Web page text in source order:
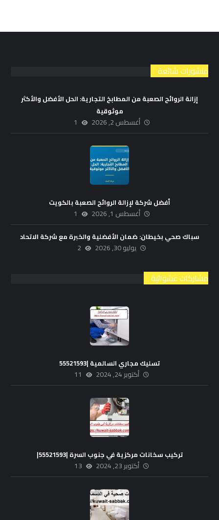
منشورات شائعة
إزالة الروائح الصعبة من المطابخ التجارية: الحل الأفضل والأكثر
موثوقية
أغسطس 2, 2026 1
أفضل شركة لإزالة الروائح الصعبة بالكويت
أغسطس 1, 2026 1
سباك صحي بخيطان: ضمان الأفضلية والخبرة مع شركة الاتحاد
يوليو 30, 2026 2
مشاركات عشوائية
تسليك مجاري السالمية |55521593
أكتوبر 24, 2024 11
تركيب سخانات مركزية في جنوب السرة |55521593|
أكتوبر 23, 2024 13